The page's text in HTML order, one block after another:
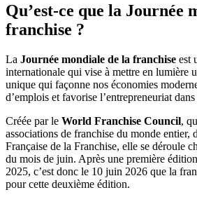
Qu’est-ce que la Journée
franchise ?
La Journée mondiale de la franchise est
internationale qui vise à mettre en lumière
unique qui façonne nos économies
d’emplois et favorise l’entrepreneuriat
Créée par le World Franchise Council,
associations de franchise du monde entier,
Française de la Franchise, elle se déroule
du mois de juin. Après une première
2025, c’est donc le 10 juin 2026 que la
pour cette deuxième édition.